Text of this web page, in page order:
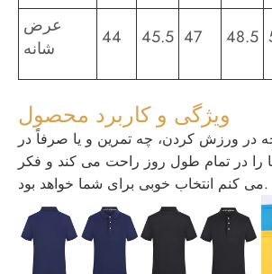
عرض
شانه
44 45.5 47 48.5
ویژگی و کاربرد محصول
در ورزش کردن، چه تمرین و یا صرفاً در
را در تمام طول روز راحت می کند و فکر
می کنم انتخاب خوبی برای شما خواهد بود.